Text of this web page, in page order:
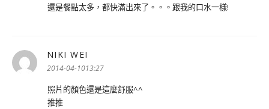
還是餐點太多，都快滿出來了。。。跟我的口水一樣!
NIKI WEI
示:
2014-04-1013:27
照片的顏色還是這麼舒服^^
推推